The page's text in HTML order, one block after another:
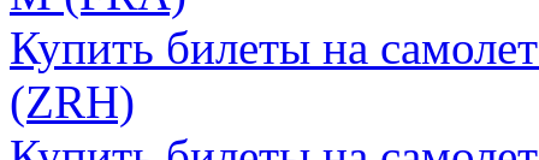
Купить билеты на
(ZRH)